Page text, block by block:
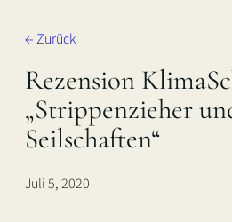
← Zurück
Rezension
„Strippenzieher
Seilschaften“
Juli 5, 2020